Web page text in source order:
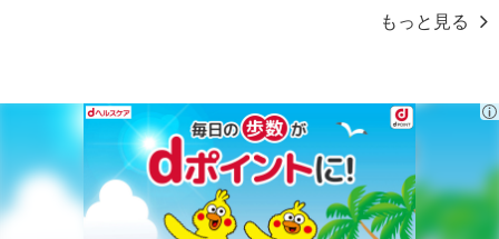
にご納得いただきましたうえでお申し込みください。
※パッケージ変更や商品リニューアル(成分など含む)等により、参考
の掲載画像や画像内のバーコードなど、お届け商品と多少異なる場
合がございます。
また、[新たな加工食品の原料原産地表示制度]の経過措置期間の終
もっと見る